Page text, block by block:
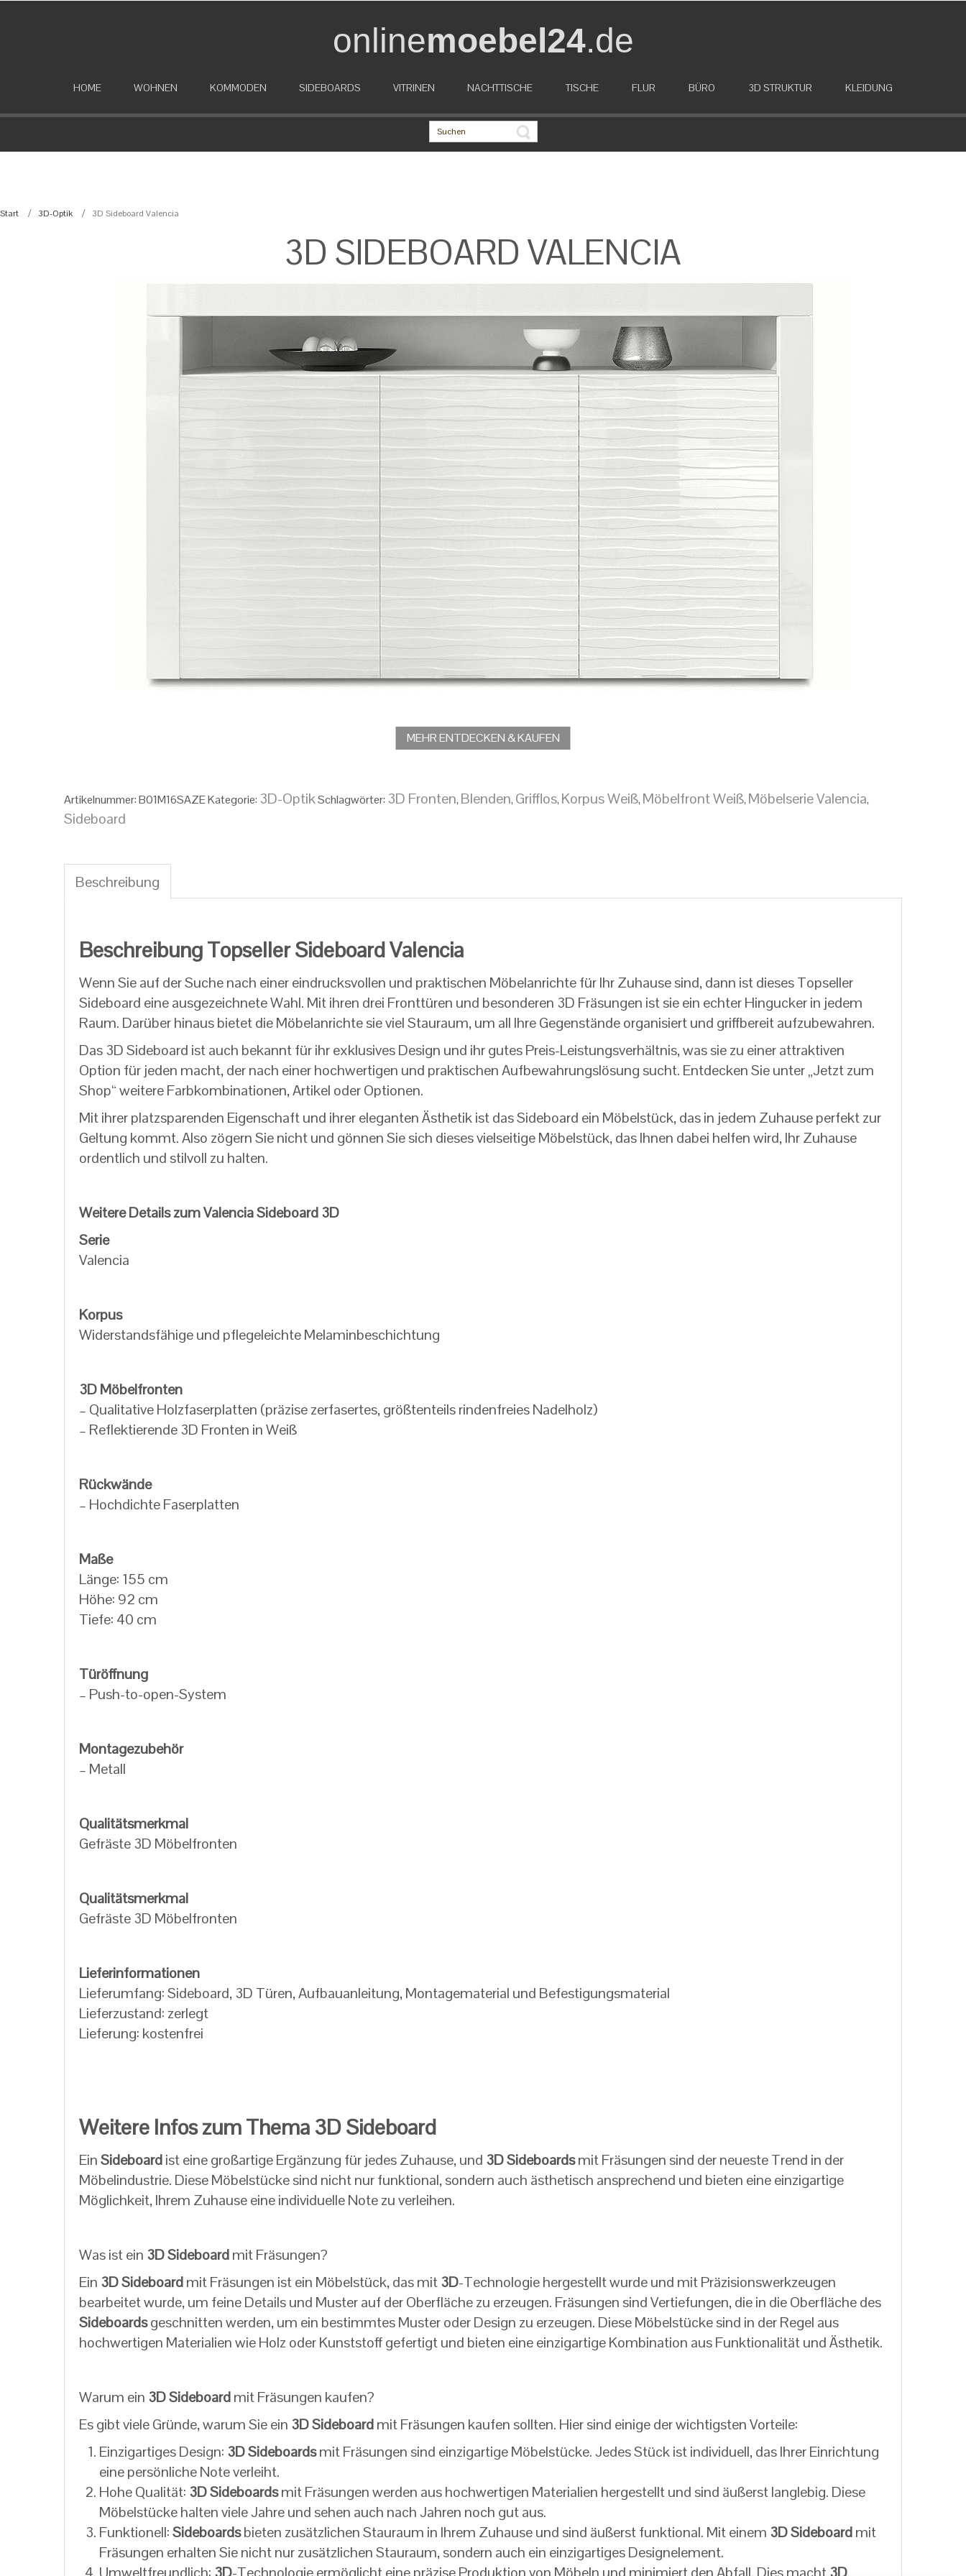
onlinemoebel24.de
HOME WOHNEN KOMMODEN SIDEBOARDS VITRINEN NACHTTISCHE TISCHE FLUR BÜRO 3D STRUKTUR KLEIDUNG
Start 3D-Optik 3D Sideboard Valencia
3D SIDEBOARD VALENCIA
MEHR ENTDECKEN & KAUFEN
Artikelnummer:B01M16SAZEKategorie: 3D-OptikSchlagwörter: 3D Fronten, Blenden, Grifflos, Korpus Weiß, Möbelfront Weiß, Möbelserie Valencia,
Sideboard
Beschreibung
Beschreibung Topseller Sideboard Valencia
Wenn Sie auf der Suche nach einer eindrucksvollen und praktischen Möbelanrichte für Ihr Zuhause sind, dann ist dieses Topseller
Sideboard eine ausgezeichnete Wahl. Mit ihren drei Fronttüren und besonderen 3D Fräsungen ist sie ein echter Hingucker in jedem
Raum. Darüber hinaus bietet die Möbelanrichte sie viel Stauraum, um all Ihre Gegenstände organisiert und griffbereit aufzubewahren.
Das 3D Sideboard ist auch bekannt für ihr exklusives Design und ihr gutes Preis-Leistungsverhältnis, was sie zu einer attraktiven
Option für jeden macht, der nach einer hochwertigen und praktischen Aufbewahrungslösung sucht. Entdecken Sie unter „Jetzt zum
Shop“ weitere Farbkombinationen, Artikel oder Optionen.
Mit ihrer platzsparenden Eigenschaft und ihrer eleganten Ästhetik ist das Sideboard ein Möbelstück, das in jedem Zuhause perfekt zur
Geltung kommt. Also zögern Sie nicht und gönnen Sie sich dieses vielseitige Möbelstück, das Ihnen dabei helfen wird, Ihr Zuhause
ordentlich und stilvoll zu halten.
Weitere Details zum Valencia Sideboard 3D
Serie
Valencia
Korpus
Widerstandsfähige und pflegeleichte Melaminbeschichtung
3D Möbelfronten
– Qualitative Holzfaserplatten (präzise zerfasertes, größtenteils rindenfreies Nadelholz)
– Reflektierende 3D Fronten in Weiß
Rückwände
– Hochdichte Faserplatten
Maße
Länge: 155 cm
Höhe: 92 cm
Tiefe: 40 cm
Türöffnung
– Push-to-open-System
Montagezubehör
– Metall
Qualitätsmerkmal
Gefräste 3D Möbelfronten
Qualitätsmerkmal
Gefräste 3D Möbelfronten
Lieferinformationen
Lieferumfang: Sideboard, 3D Türen, Aufbauanleitung, Montagematerial und Befestigungsmaterial
Lieferzustand: zerlegt
Lieferung: kostenfrei
Weitere Infos zum Thema 3D Sideboard
EinSideboardist eine großartige Ergänzung für jedes Zuhause, und 3D Sideboardsmit Fräsungen sind der neueste Trend in der
Möbelindustrie. Diese Möbelstücke sind nicht nur funktional, sondern auch ästhetisch ansprechend und bieten eine einzigartige
Möglichkeit, Ihrem Zuhause eine individuelle Note zu verleihen.
Was ist ein 3D Sideboardmit Fräsungen?
Ein 3D Sideboardmit Fräsungen ist ein Möbelstück, das mit3D-Technologie hergestellt wurde und mit Präzisionswerkzeugen
bearbeitet wurde, um feine Details und Muster auf der Oberfläche zu erzeugen. Fräsungen sind Vertiefungen, die in die Oberfläche des
Sideboardsgeschnitten werden, um ein bestimmtes Muster oder Design zu erzeugen. Diese Möbelstücke sind in der Regel aus
hochwertigen Materialien wie Holz oder Kunststoff gefertigt und bieten eine einzigartige Kombination aus Funktionalität und Ästhetik.
Warum ein 3D Sideboardmit Fräsungen kaufen?
Es gibt viele Gründe, warum Sie ein 3D Sideboardmit Fräsungen kaufen sollten. Hier sind einige der wichtigsten Vorteile:
Einzigartiges Design: 3DSideboardsmit Fräsungen sind einzigartige Möbelstücke. Jedes Stück ist individuell, das Ihrer Einrichtung
eine persönliche Note verleiht.
Hohe Qualität: 3DSideboardsmit Fräsungen werden aus hochwertigen Materialien hergestellt und sind äußerst langlebig. Diese
Möbelstücke halten viele Jahre und sehen auch nach Jahren noch gut aus.
Funktionell:Sideboardsbieten zusätzlichen Stauraum in Ihrem Zuhause und sind äußerst funktional. Mit einem 3DSideboardmit
Fräsungen erhalten Sie nicht nur zusätzlichen Stauraum, sondern auch ein einzigartiges Designelement.